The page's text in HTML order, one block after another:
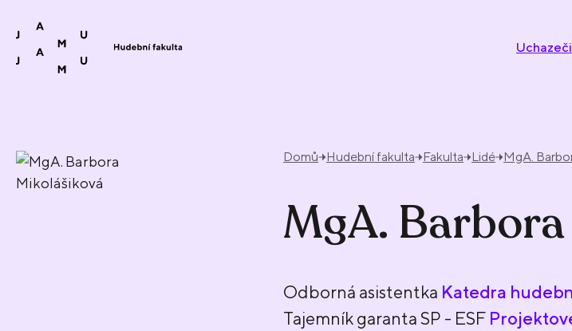
Uchazeči
Domů Hudební fakulta Fakulta Lidé MgA.
MgA.
Odborná asistentka Katedra
Tajemník garanta SP - ESF